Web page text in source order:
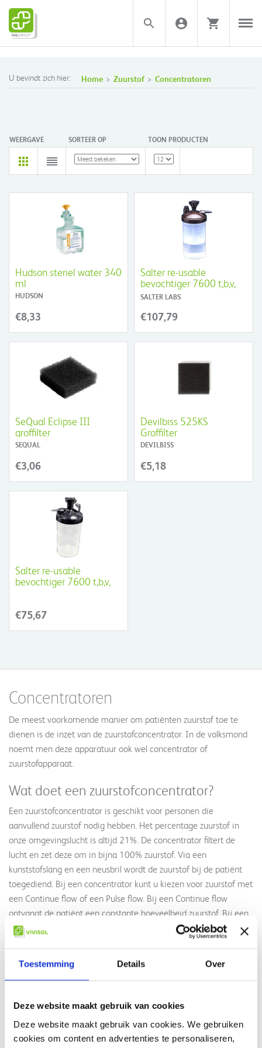
Toestemming Details Over
Deze website maakt gebruik van cookies
Deze website maakt gebruik van cookies. We gebruiken
cookies om content en advertenties te personaliseren,
U bevindt zich hier: Home Zuurstof Concentratoren
WEERGAVE SORTEER OP TOON PRODUCTEN
Hudson steriel water 340
ml
HUDSON
€8,33
Salter re-usable
bevochtiger 7600 t,b,v,
vloeibare zuurstof
SALTER LABS
€107,79
SeQual Eclipse III
groffilter
SEQUAL
€3,06
Devilbiss 525KS
Groffilter
DEVILBISS
€5,18
Salter re-usable
bevochtiger 7600 t,b,v,
zuurstofconcentrator
€75,67
Concentratoren
De meest voorkomende manier om patiënten zuurstof toe te
dienen is de inzet van de zuurstofconcentrator. In de volksmond
noemt men deze apparatuur ook wel concentrator of
zuurstofapparaat.
Wat doet een zuurstofconcentrator?
Een zuurstofconcentrator is geschikt voor personen die
aanvullend zuurstof nodig hebben. Het percentage zuurstof in
onze omgevingslucht is altijd 21%. De concentrator filtert de
lucht en zet deze om in bijna 100% zuurstof. Via een
kunststofslang en een neusbril wordt de zuurstof bij de patiënt
toegediend. Bij een concentrator kunt u kiezen voor zuurstof met
een Continue flow of een Pulse flow. Bij een Continue flow
ontvangt de patiënt een constante hoeveelheid zuurstof. Bij een
Pulse flow krijgt de patiënt zuurstof op basis van de ademhaling.
De zuurstofconcentrator geeft zuurstof af wanneer u inademt.
tijdens het instellen van de concentrator.
Welke type zuurstofconcentrators zijn er?
VIVISOL biedt drie type zuurstofconcentrators. Samen met de
patiënt bepalen de arts en VIVISOL welke concentrator het